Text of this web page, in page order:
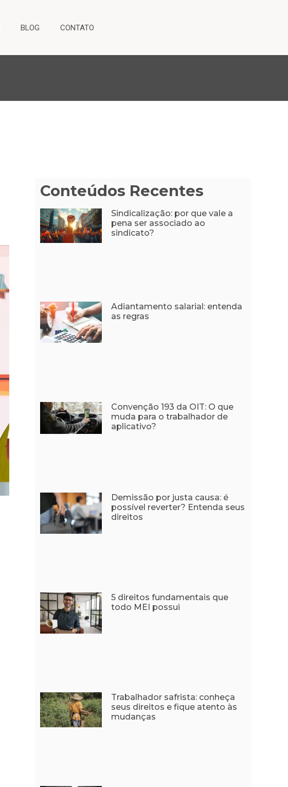
BLOG CONTATO
Conteúdos Recentes
Sindicalização: por que vale a
pena ser associado ao
sindicato?
Adiantamento salarial: entenda
as regras
Convenção 193 da OIT: O que
muda para o trabalhador de
aplicativo?
Demissão por justa causa: é
possível reverter? Entenda seus
direitos
5 direitos fundamentais que
todo MEI possui
Trabalhador safrista: conheça
seus direitos e fique atento às
mudanças